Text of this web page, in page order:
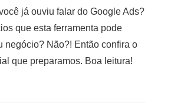
já ouviu falar do Google Ads?
que esta ferramenta pode
negócio? Não?! Então confira o
que preparamos. Boa leitura!